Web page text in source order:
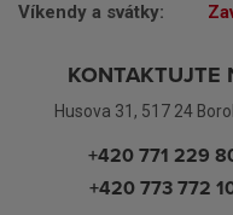
Víkendy a svátky:
KONTAKTUJTE
Husova 31, 517 24
+420 771 229
+420 773 772